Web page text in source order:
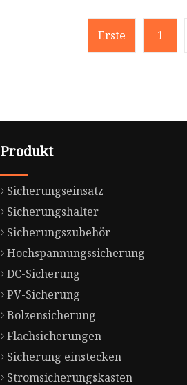
Erste 1
Produkt
Sicherungseinsatz
Sicherungshalter
Sicherungszubehör
Hochspannungssicherung
DC-Sicherung
PV-Sicherung
Bolzensicherung
Flachsicherungen
Sicherung einstecken
Stromsicherungskasten